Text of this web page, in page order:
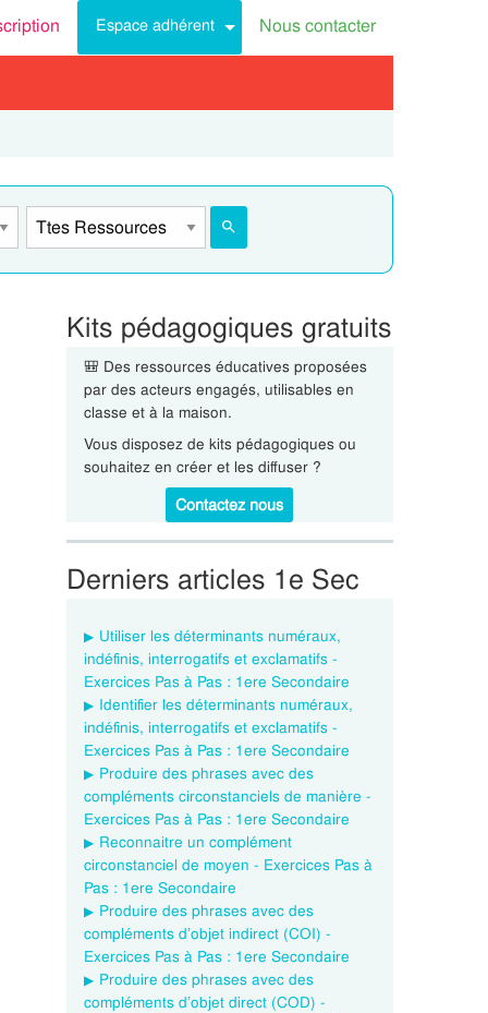
Espace adhérent Nous contacter
Kits pédagogiques gratuits
🎒 Des ressources éducatives proposées
par des acteurs engagés, utilisables en
classe et à la maison.
Vous disposez de kits pédagogiques ou
souhaitez en créer et les diffuser ?
Contactez nous
Derniers articles 1e Sec
Utiliser les déterminants numéraux,
indéfinis, interrogatifs et exclamatifs -
Exercices Pas à Pas : 1ere Secondaire
Identifier les déterminants numéraux,
indéfinis, interrogatifs et exclamatifs -
Exercices Pas à Pas : 1ere Secondaire
Produire des phrases avec des
compléments circonstanciels de manière -
Exercices Pas à Pas : 1ere Secondaire
Reconnaitre un complément
circonstanciel de moyen - Exercices Pas à
Pas : 1ere Secondaire
Produire des phrases avec des
compléments d’objet indirect (COI) -
Exercices Pas à Pas : 1ere Secondaire
Produire des phrases avec des
compléments d’objet direct (COD) -